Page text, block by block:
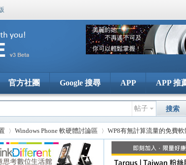
官方社團 Google 搜尋 APP APP 推
帖子 搜索
Windows Phone 軟硬體討論區 WP8有無計算流量的免費軟